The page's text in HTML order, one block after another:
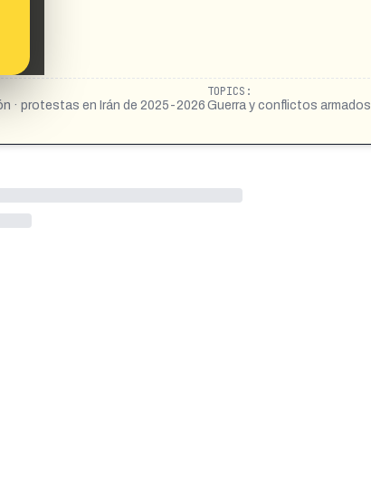
· protestas en Irán de 2025-2026
TOPICS:
Guerra y conflictos armados